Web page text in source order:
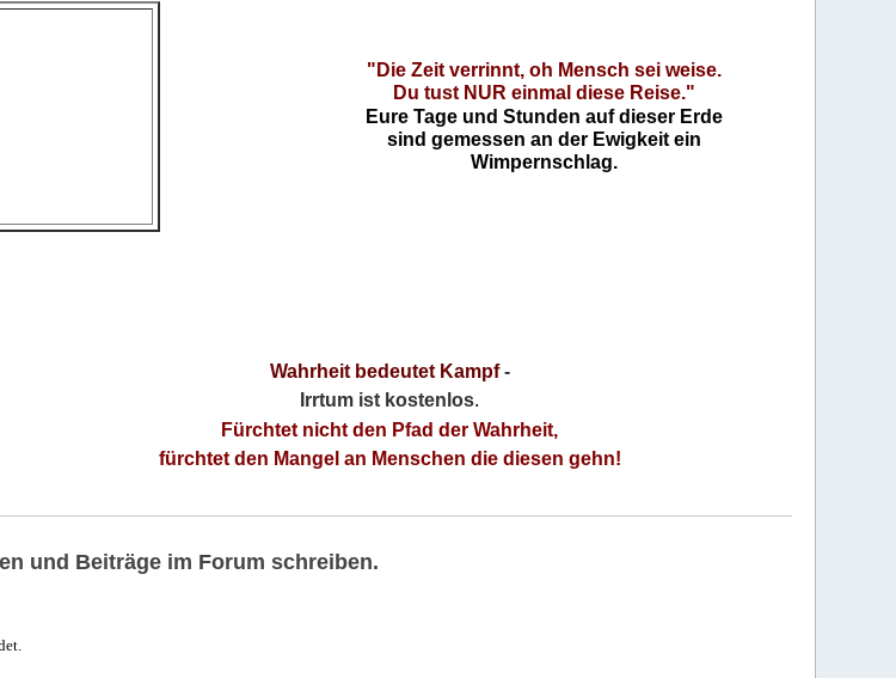
"Die Zeit verrinnt, oh Mensch sei weise.
Du tust NUR einmal diese Reise."
Eure Tage und Stunden auf dieser Erde
sind gemessen an der Ewigkeit ein
Wimpernschlag.
Wahrheit bedeutet Kampf-
Irrtum ist kostenlos.
Fürchtet nicht den Pfad der Wahrheit,
fürchtet den Mangel an Menschen die diesen gehn!
und Beiträge im Forum schreiben.